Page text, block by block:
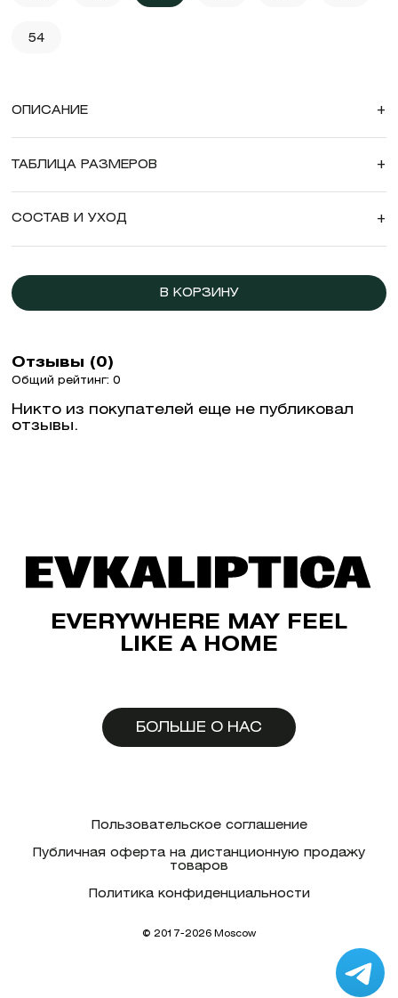
54
ОПИСАНИЕ +
ТАБЛИЦА РАЗМЕРОВ +
СОСТАВ И УХОД +
В КОРЗИНУ
Отзывы (0)
Общий рейтинг: 0
Никто из покупателей еще не публиковал
отзывы.
EVERYWHERE MAY FEEL
LIKE A HOME
БОЛЬШЕ О НАС
Пользовательское соглашение
Публичная оферта на дистанционную продажу
товаров
Политика конфиденциальности
© 2017-2026 Moscow